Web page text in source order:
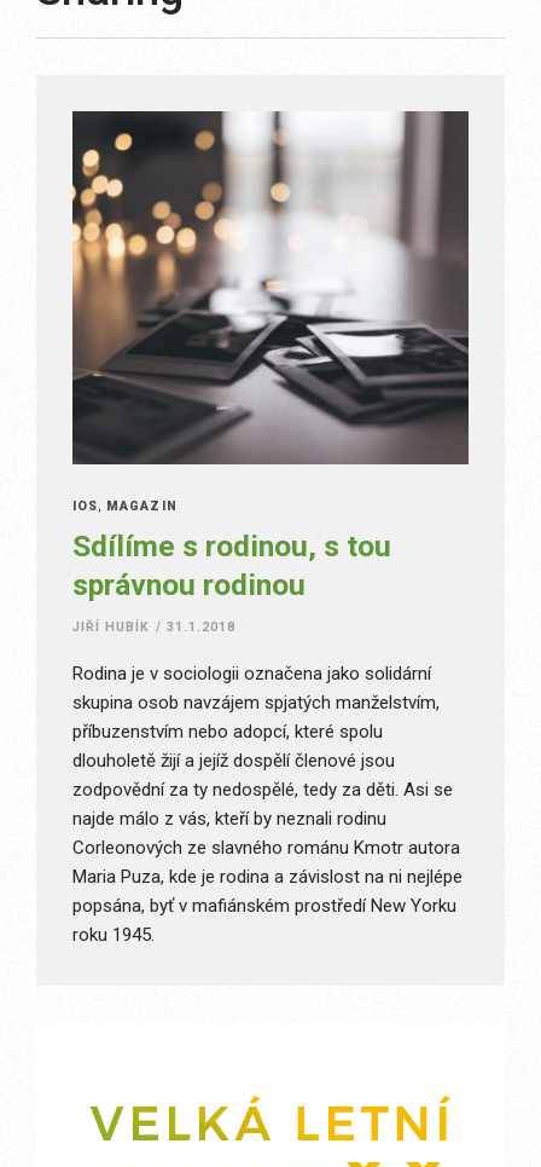
IOS MAGAZÍN
Sdílíme s rodinou, s tou
správnou rodinou
JIŘÍ HUBÍK / 31.1.2018
Rodina je v sociologii označena jako solidární
skupina osob navzájem spjatých manželstvím,
příbuzenstvím nebo adopcí, které spolu
dlouholetě žijí a jejíž dospělí členové jsou
zodpovědní za ty nedospělé, tedy za děti. Asi se
najde málo z vás, kteří by neznali rodinu
Corleonových ze slavného románu Kmotr autora
Maria Puza, kde je rodina a závislost na ni nejlépe
popsána, byť v mafiánském prostředí New Yorku
roku 1945.